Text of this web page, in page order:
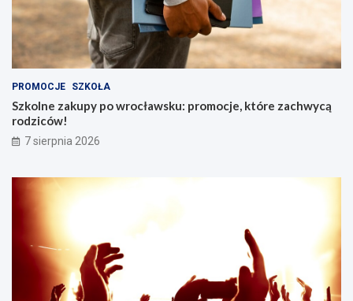
PROMOCJE SZKOŁA
Szkolne zakupy po wrocławsku: promocje, które zachwycą
rodziców!
7 sierpnia 2026